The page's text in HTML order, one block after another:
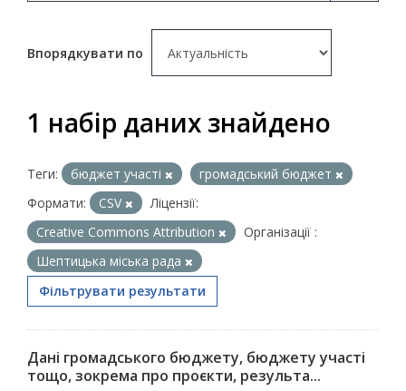
Впорядкувати по
1 набір даних знайдено
Теги: бюджет участі
громадський бюджет
Формати:
CSV
Ліцензії:
Creative Commons Attribution
Організації :
Шептицька міська рада
Фільтрувати результати
Дані громадського бюджету, бюджету участі
тощо, зокрема про проєкти, результа...